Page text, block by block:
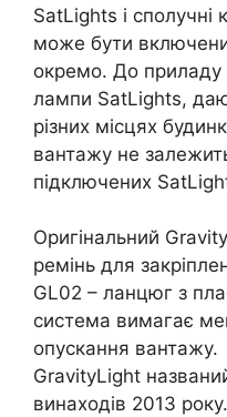
SatLights і
може бути
окремо. До
лампи SatLights,
різних місцях
вантажу не залежить
підключених
Оригінальний
ремінь для
GL02 – ланцюг з
система вимагає
опускання вантажу.
GravityLight
винаходів 2013 року.